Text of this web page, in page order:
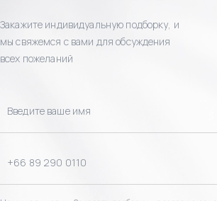
Закажите индивидуальную подборку, и
мы свяжемся с вами для обсуждения
всех пожеланий